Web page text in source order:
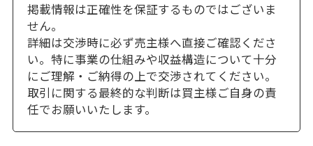
掲載情報は正確性を保証するものではございま
せん。
詳細は交渉時に必ず売主様へ直接ご確認くださ
い。特に事業の仕組みや収益構造について十分
にご理解・ご納得の上で交渉されてください。
取引に関する最終的な判断は買主様ご自身の責
任でお願いいたします。